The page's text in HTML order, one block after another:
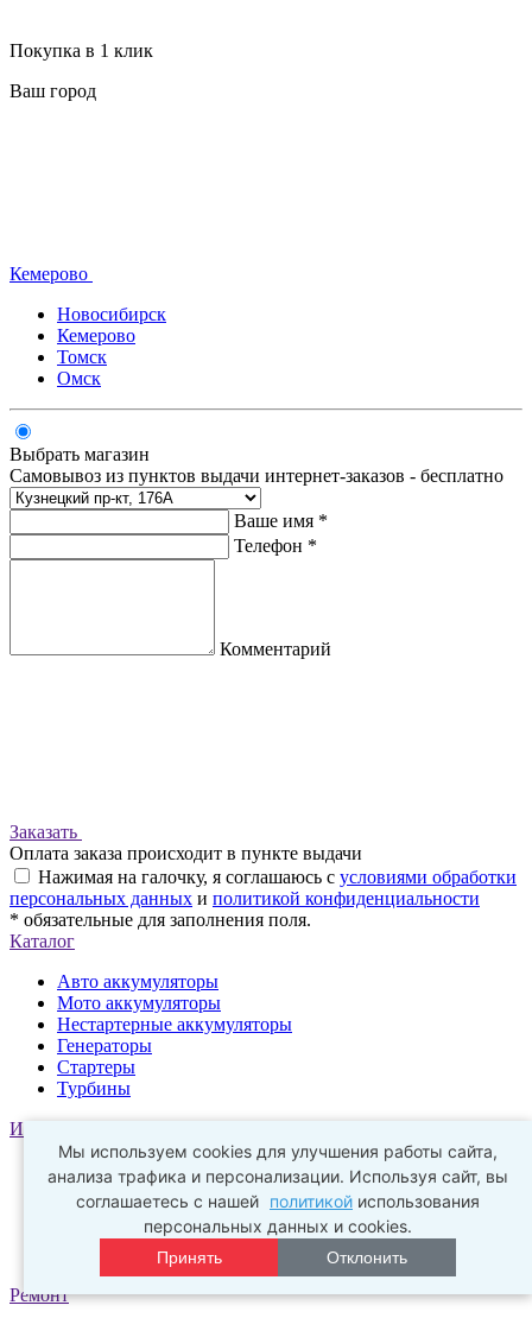
Покупка в 1 клик
Ваш город
Кемерово
Новосибирск
Кемерово
Томск
Омск
Выбрать магазин
Самовывоз из пунктов выдачи интернет-заказов - бесплатно
Ваше имя *
Телефон *
Комментарий
Заказать
Оплата заказа происходит в пункте выдачи
Нажимая на галочку, я соглашаюсь с условиями обработки
персональных данных и политикой конфиденциальности
* обязательные для заполнения поля.
Каталог
Авто аккумуляторы
Мото аккумуляторы
Нестартерные аккумуляторы
Генераторы
Стартеры
Турбины
Информация
О компании
Новости
Оптовым покупателям
Обработка персональных данных
Политика конфиденциальности
Ремонт
Мы используем cookies для улучшения работы сайта,
анализа трафика и персонализации. Используя сайт, вы
соглашаетесь с нашей политикой использования
персональных данных и cookies.
Принять Отклонить